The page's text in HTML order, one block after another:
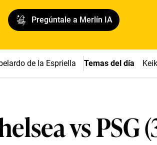
Pregúntale a Merlín IA
de la Espriella Temas del día
vs